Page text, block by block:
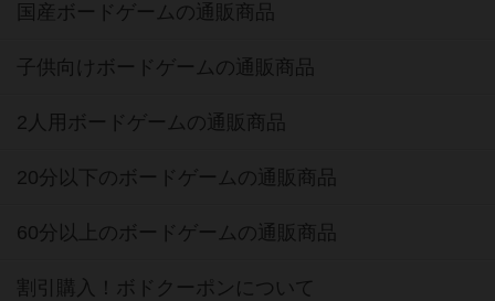
国産ボードゲームの通販商品
子供向けボードゲームの通販商品
2人用ボードゲームの通販商品
20分以下のボードゲームの通販商品
60分以上のボードゲームの通販商品
割引購入！ボドクーポンについて